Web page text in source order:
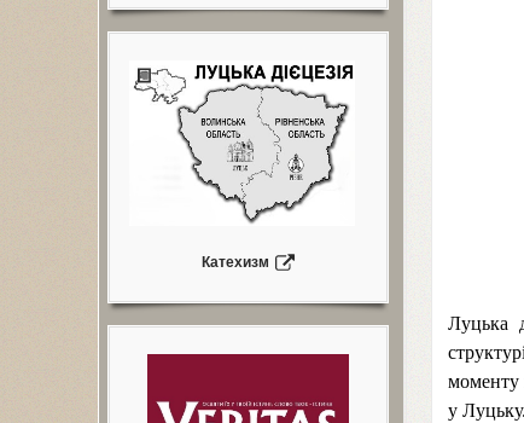
Катехизм
Луцька
моменту
у Луцьку.